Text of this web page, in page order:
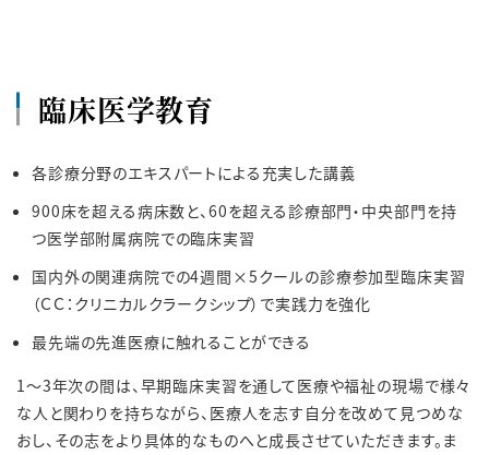
臨床医学教育
各診療分野のエキスパートによる充実した講義
900床を超える病床数と、60を超える診療部門・中央部門を持
つ医学部附属病院での臨床実習
国内外の関連病院での4週間×5クールの診療参加型臨床実習
（ＣＣ：クリニカルクラークシップ）で実践力を強化
最先端の先進医療に触れることができる
1～3年次の間は、早期臨床実習を通して医療や福祉の現場で様々
な人と関わりを持ちながら、医療人を志す自分を改めて見つめな
おし、その志をより具体的なものへと成長させていただきます。ま